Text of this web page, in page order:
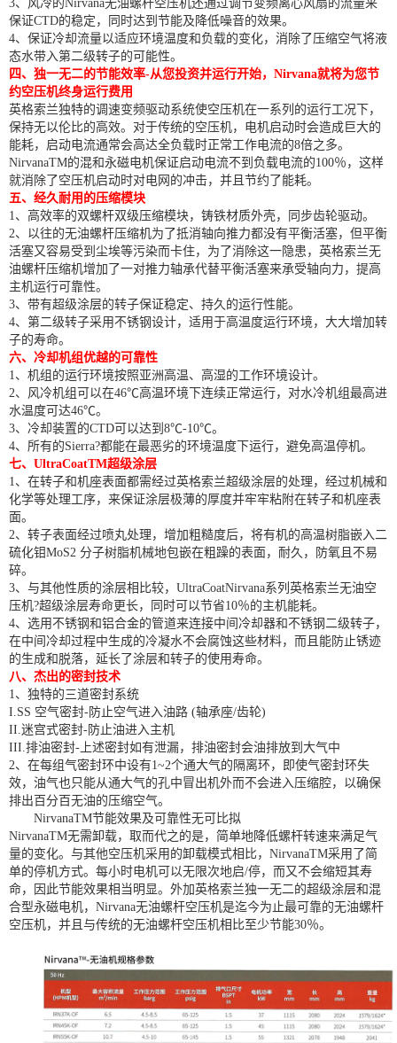
3、风冷的Nirvana无油螺杆空压机还通过调节变频离心风扇的流量来
保证CTD的稳定，同时达到节能及降低噪音的效果。
4、保证冷却流量以适应环境温度和负载的变化，消除了压缩空气将液
态水带入第二级转子的可能性。
四、独一无二的节能效率-从您投资并运行开始，Nirvana就将为您节
约空压机终身运行费用
英格索兰独特的调速变频驱动系统使空压机在一系列的运行工况下，
保持无以伦比的高效。对于传统的空压机，电机启动时会造成巨大的
能耗，启动电流通常会高达全负载时正常工作电流的8倍之多。
NirvanaTM的混和永磁电机保证启动电流不到负载电流的100％，这样
就消除了空压机启动时对电网的冲击，并且节约了能耗。
五、经久耐用的压缩模块
1、高效率的双螺杆双级压缩模块，铸铁材质外壳，同步齿轮驱动。
2、以往的无油螺杆压缩机为了抵消轴向推力都没有平衡活塞，但平衡
活塞又容易受到尘埃等污染而卡住，为了消除这一隐患，英格索兰无
油螺杆压缩机增加了一对推力轴承代替平衡活塞来承受轴向力，提高
主机运行可靠性。
3、带有超级涂层的转子保证稳定、持久的运行性能。
4、第二级转子采用不锈钢设计，适用于高温度运行环境，大大增加转
子的寿命。
六、冷却机组优越的可靠性
1、机组的运行环境按照亚洲高温、高湿的工作环境设计。
2、风冷机组可以在46℃高温环境下连续正常运行，对水冷机组最高进
水温度可达46℃。
3、冷却装置的CTD可以达到8℃-10℃。
4、所有的Sierra?都能在最恶劣的环境温度下运行，避免高温停机。
七、UltraCoatTM超级涂层
1、在转子和机座表面都需经过英格索兰超级涂层的处理，经过机械和
化学等处理工序，来保证涂层极薄的厚度并牢牢粘附在转子和机座表
面。
2、转子表面经过喷丸处理，增加粗糙度后，将有机的高温树脂嵌入二
硫化钼MoS2 分子树脂机械地包嵌在粗躁的表面，耐久，防氧且不易
碎。
3、与其他性质的涂层相比较，UltraCoatNirvana系列英格索兰无油空
压机?超级涂层寿命更长，同时可以节省10％的主机能耗。
4、选用不锈钢和铝合金的管道来连接中间冷却器和不锈钢二级转子，
在中间冷却过程中生成的冷凝水不会腐蚀这些材料，而且能防止锈迹
的生成和脱落，延长了涂层和转子的使用寿命。
八、杰出的密封技术
1、独特的三道密封系统
I.SS 空气密封-防止空气进入油路 (轴承座/齿轮)
II.迷宫式密封-防止油进入主机
III.排油密封-上述密封如有泄漏，排油密封会油排放到大气中
2、在每组气密封环中设有1~2个通大气的隔离环，即使气密封环失
效，油气也只能从通大气的孔中冒出机外而不会进入压缩腔，以确保
排出百分百无油的压缩空气。
NirvanaTM节能效果及可靠性无可比拟
NirvanaTM无需卸载，取而代之的是，简单地降低螺杆转速来满足气
量的变化。与其他空压机采用的卸载模式相比，NirvanaTM采用了简
单的停机方式。每小时电机可以无限次地启/停，而又不会缩短其寿
命，因此节能效果相当明显。外加英格索兰独一无二的超级涂层和混
合型永磁电机，Nirvana无油螺杆空压机是迄今为止最可靠的无油螺杆
空压机，并且与传统的无油螺杆空压机相比至少节能30％。